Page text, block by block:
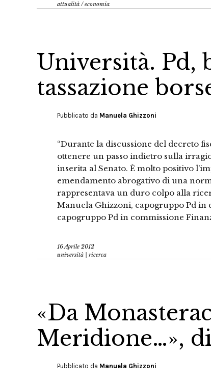
attualità /economia
Università. Pd,
tassazione
Pubblicato da Manuela Ghizzoni
“Durante la discussione del decreto
ottenere un passo indietro sulla
inserita al Senato. È molto positivo
emendamento abrogativo di una
rappresentava un duro colpo alla
Manuela Ghizzoni, capogruppo Pd in
capogruppo Pd in commissione
16 Aprile 2012
università | ricerca
«Da
Meridione…»,
Pubblicato da Manuela Ghizzoni